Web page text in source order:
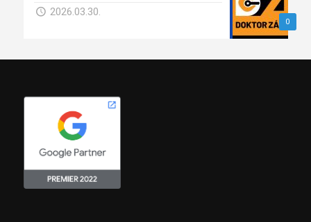
0
2026.03.30.